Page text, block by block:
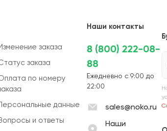
заказа
заказа
по номеру
данные
и ответы
Наши контакты
8 (800) 222-08-
88
Ежедневно с 9:00 до
22:00
sales@noko.ru
Наши